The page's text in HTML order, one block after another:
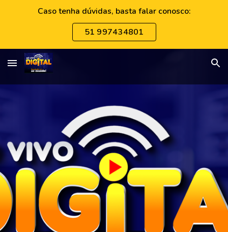
Caso tenha dúvidas, basta falar conosco:
51 997434801